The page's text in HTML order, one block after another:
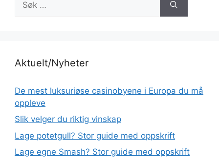
etter:
Aktuelt/Nyheter
De mest luksuriøse casinobyene i Europa du må
oppleve
Slik velger du riktig vinskap
Lage potetgull? Stor guide med oppskrift
Lage egne Smash? Stor guide med oppskrift